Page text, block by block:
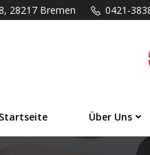
28217 Bremen 0421-
Startseite Über Uns